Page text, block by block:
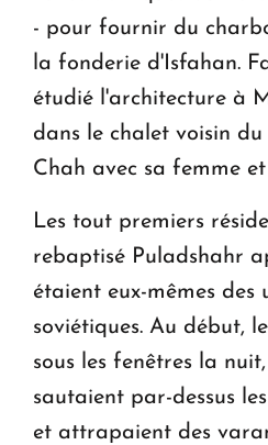
- pour fournir du
la fonderie d'Isfahan.
étudié l'architecture à
dans le chalet voisin
Chah avec sa femme et
Les tout premiers
rebaptisé Puladshahr
étaient eux-mêmes des
soviétiques. Au début,
sous les fenêtres la
sautaient par-dessus
et attrapaient des